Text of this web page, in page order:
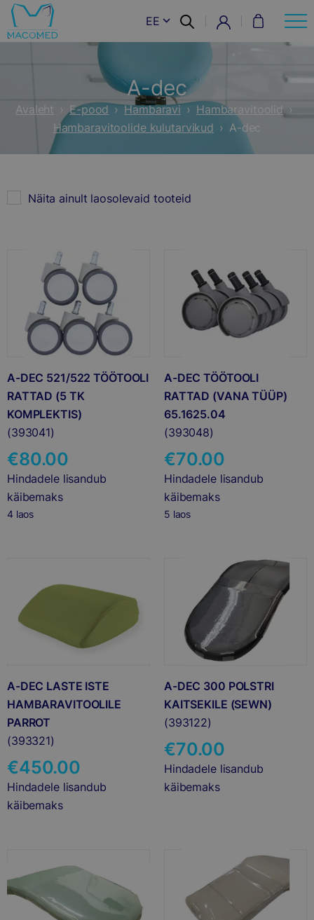
EE
A-dec
Avaleht › E-pood › Hambaravi › Hambaravitoolid ›
Hambaravitoolide kulutarvikud › A-dec
Näita ainult laosolevaid tooteid
A-DEC 521/522 TÖÖTOOLI
RATTAD (5 TK
KOMPLEKTIS)
(393041)
€80.00
Hindadele lisandub
käibemaks
4 laos
A-DEC TÖÖTOOLI
RATTAD (VANA TÜÜP)
65.1625.04
(393048)
€70.00
Hindadele lisandub
käibemaks
5 laos
A-DEC LASTE ISTE
HAMBARAVITOOLILE
PARROT
(393321)
€450.00
Hindadele lisandub
käibemaks
A-DEC 300 POLSTRI
KAITSEKILE (SEWN)
(393122)
€70.00
Hindadele lisandub
käibemaks